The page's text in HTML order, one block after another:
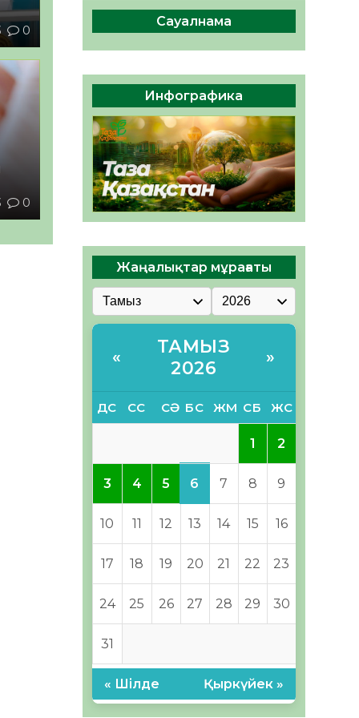
0
0
беруге дайын
ӘРБІР ДАУЫС – ҚОҒАМ
ДАМУЫНА ҚОСЫЛҒАН
ҮЛЕС
05.08.2026
34 0
Сауалнама
Инфографика
Жаңалықтар мұрағаты
«
ТАМЫЗ
2026
»
ДС СС СӘ БС ЖМ СБ ЖС
1 2
3 4 5 6 7 8 9
10 11 12 13 14 15 16
17 18 19 20 21 22 23
24 25 26 27 28 29 30
31
« Шілде Қыркүйек »